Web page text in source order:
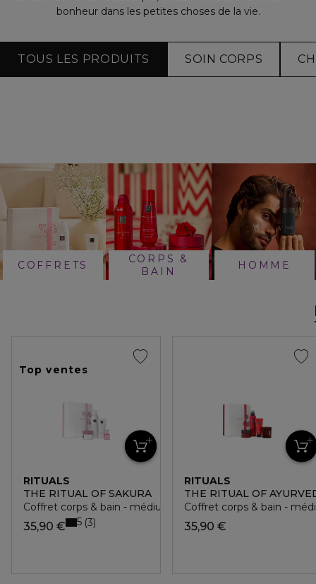
bonheur dans les petites choses de la vie.
TOUS LES PRODUITS SOIN CORPS
COFFRETS
CORPS &
BAIN
HOMME
Top ventes
RITUALS
THE RITUAL OF SAKURA
Coffret corps & bain - médium
35,90 € 5 3
RITUALS
THE RITUAL OF
Coffret corps & bain -
35,90 €